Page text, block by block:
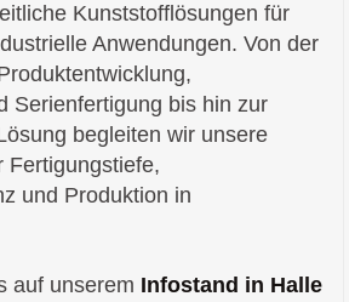
Kunststofflösungen für
Anwendungen. Von der
Serienfertigung bis hin zur
begleiten wir unsere
Fertigungstiefe,
und Produktion in
auf unserem Infostand in Halle